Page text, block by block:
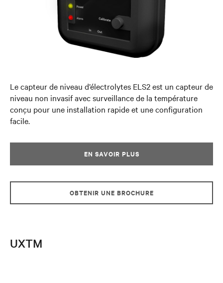
Le capteur de niveau d’électrolytes ELS2 est un capteur de
niveau non invasif avec surveillance de la température
conçu pour une installation rapide et une configuration
facile.
EN SAVOIR PLUS
OBTENIR UNE BROCHURE
UXTM